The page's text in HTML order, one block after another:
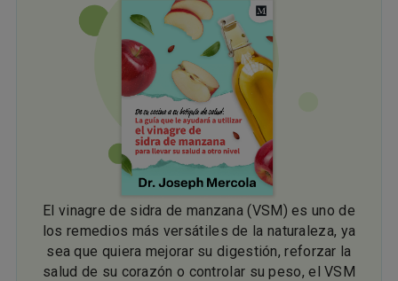
El vinagre de sidra de manzana (VSM) es uno de
los remedios más versátiles de la naturaleza, ya
sea que quiera mejorar su digestión, reforzar la
salud de su corazón o controlar su peso, el VSM